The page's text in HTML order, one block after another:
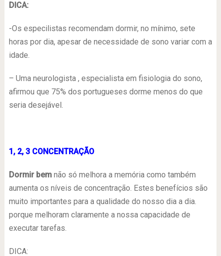
DICA:
-Os especilistas recomendam dormir, no mínimo, sete
horas por dia, apesar de necessidade de sono variar com a
idade.
– Uma neurologista , especialista em fisiologia do sono,
afirmou que 75% dos portugueses dorme menos do que
seria desejável.
1, 2, 3 CONCENTRAÇÃO
Dormir bemnão só melhora a memória como também
aumenta os níveis de concentração. Estes benefícios são
muito importantes para a qualidade do nosso dia a dia.
porque melhoram claramente a nossa capacidade de
executar tarefas.
DICA: